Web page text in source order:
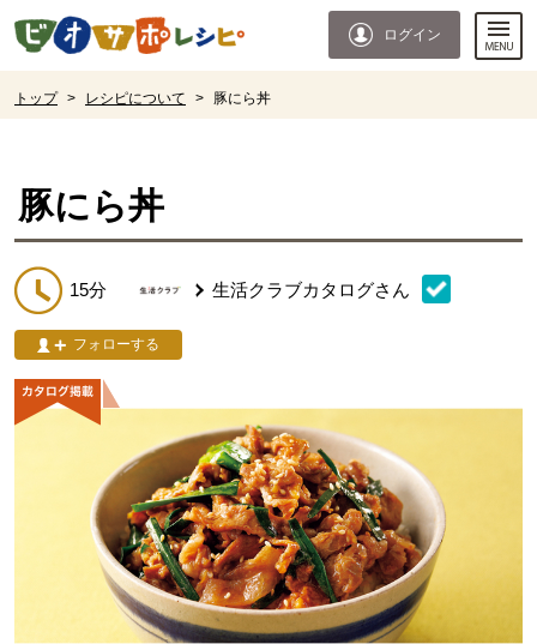
ページの先頭です。
ログイン
トップ > レシピについて > 豚にら丼
豚にら丼
15分 生活クラブカタログさん
フォローする